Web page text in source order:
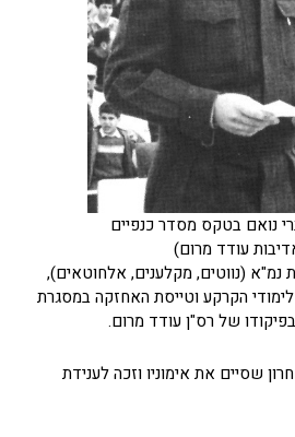
נואם בטקס מסדר כנפיים
עודד מרום)
נמ"א (נווטים, מקלענים, אלחוטאים),
הקרקע וטייסת האחזקה במסגרת
האחרון שסיים את אימוניו וזכה לענידת